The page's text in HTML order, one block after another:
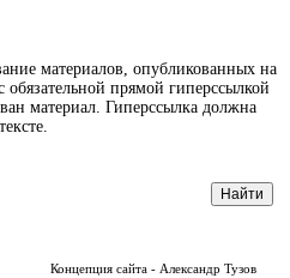
материалов, опубликованных на
обязательной прямой гиперссылкой
материал. Гиперссылка должна
Концепция сайта - Александр Тузов